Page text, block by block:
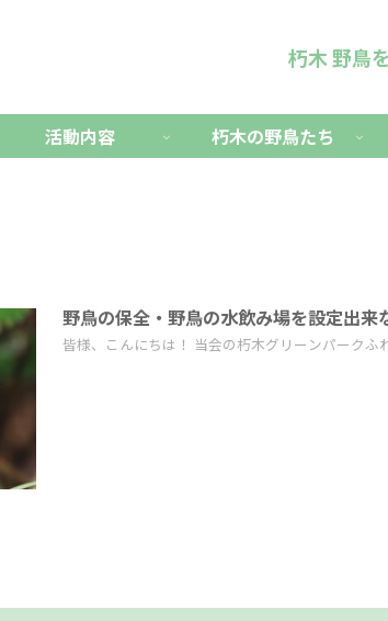
朽木 野鳥
活動内容 朽木の野鳥たち
野鳥の保全・野鳥の水飲み場を設定出来
皆様、こんにちは！ 当会の朽木グリーンパーク